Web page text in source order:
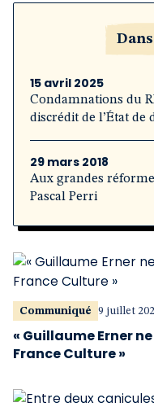
15 avril 2025
Condamnations du
discrédit de l’État de
29 mars 2018
Aux grandes
Pascal Perri
Communiqué 9 juillet
« Guillaume Erner
France Culture »